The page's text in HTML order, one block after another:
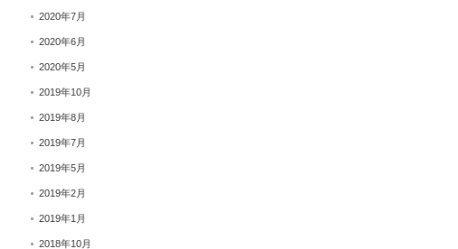
2020年7月
2020年6月
2020年5月
2019年10月
2019年8月
2019年7月
2019年5月
2019年2月
2019年1月
2018年10月